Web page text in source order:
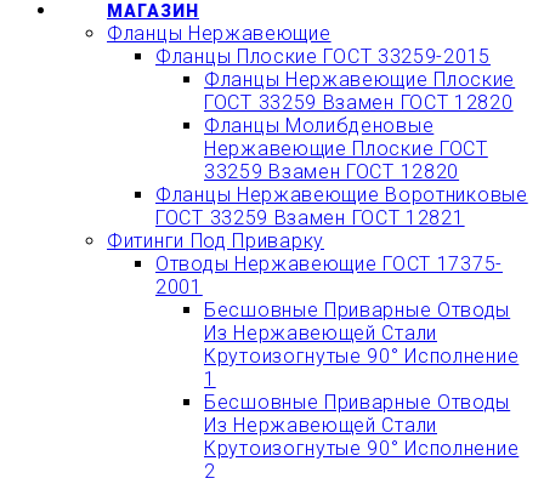
МАГАЗИН
Фланцы Нержавеющие
Фланцы Плоские ГОСТ 33259-2015
Фланцы Нержавеющие Плоские
ГОСТ 33259 Взамен ГОСТ 12820
Фланцы Молибденовые
Нержавеющие Плоские ГОСТ
33259 Взамен ГОСТ 12820
Фланцы Нержавеющие Воротниковые
ГОСТ 33259 Взамен ГОСТ 12821
Фитинги Под Приварку
Отводы Нержавеющие ГОСТ 17375-
2001
Бесшовные Приварные Отводы
Из Нержавеющей Стали
Крутоизогнутые 90° Исполнение
1
Бесшовные Приварные Отводы
Из Нержавеющей Стали
Крутоизогнутые 90° Исполнение
2